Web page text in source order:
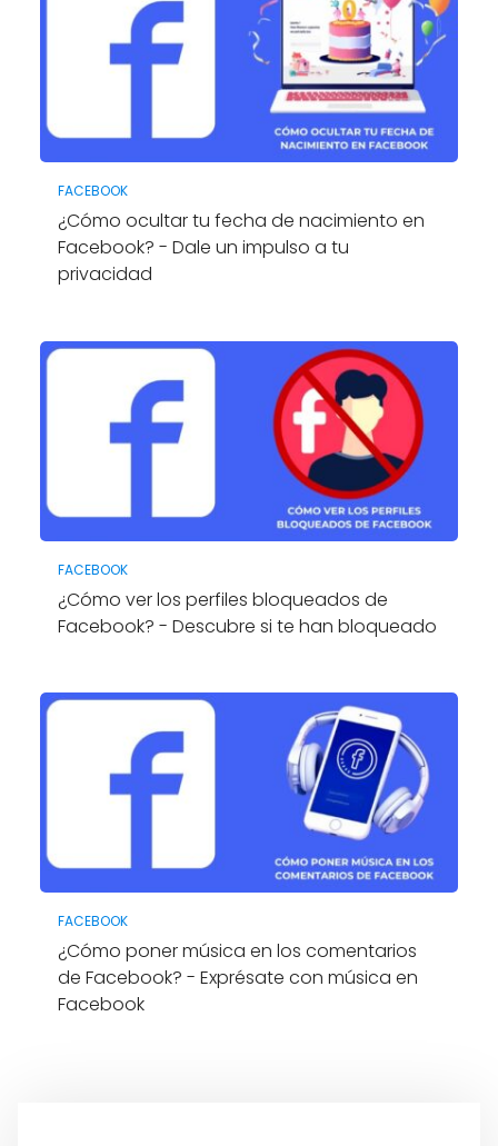
FACEBOOK
¿Cómo ocultar tu fecha de nacimiento en
Facebook? - Dale un impulso a tu
privacidad
FACEBOOK
¿Cómo ver los perfiles bloqueados de
Facebook? - Descubre si te han bloqueado
FACEBOOK
¿Cómo poner música en los comentarios
de Facebook? - Exprésate con música en
Facebook